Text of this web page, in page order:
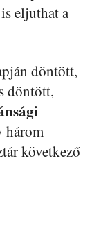
eljuthat a
döntött,
döntött,
három
következő